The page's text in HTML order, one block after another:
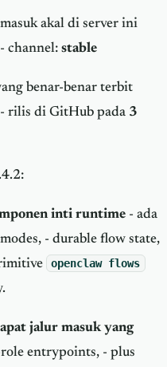
akal di server ini
- channel: stable
benar-benar terbit
- rilis di GitHub pada 3
inti runtime- ada
- durable flow state,
openclaw flows
jalur masuk yang
entrypoints, - plus